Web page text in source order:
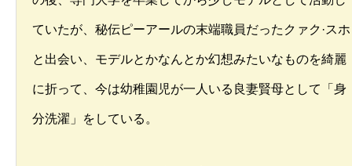
ていたが、秘伝ピーアールの末端職員だったクァク·スホ
と出会い、モデルとかなんとか幻想みたいなものを綺麗
に折って、今は幼稚園児が一人いる良妻賢母として「身
分洗濯」をしている。